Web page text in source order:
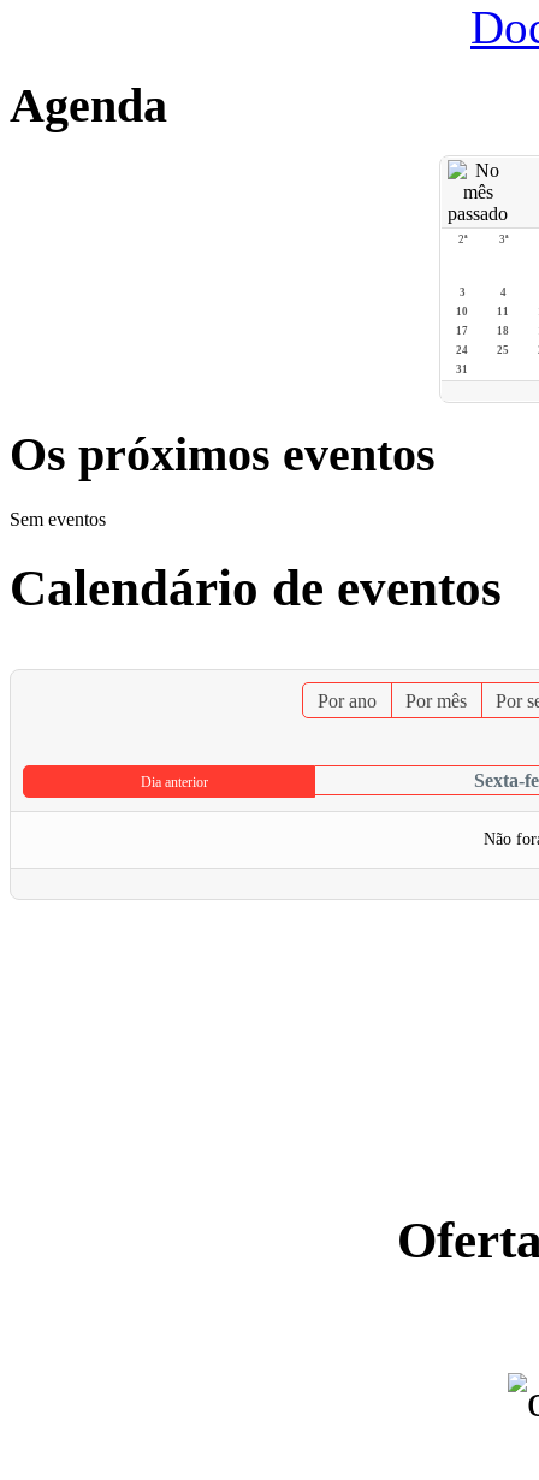
Agenda
2ª 3ª
3
4
10
11
17
18
24
25
31
Os próximos eventos
Sem eventos
Calendário de eventos
Por ano Por mês Por
Dia anterior Sexta-
Não